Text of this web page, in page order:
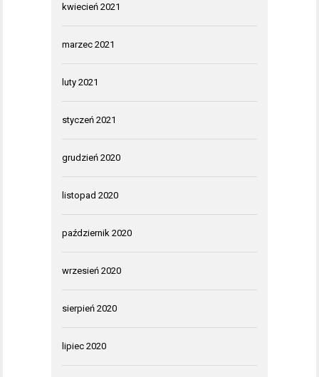
kwiecień 2021
marzec 2021
luty 2021
styczeń 2021
grudzień 2020
listopad 2020
październik 2020
wrzesień 2020
sierpień 2020
lipiec 2020